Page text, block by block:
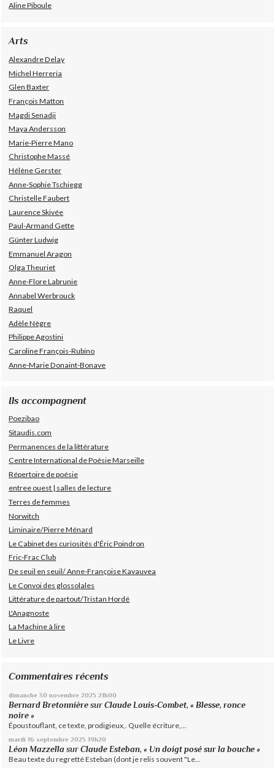
Aline Piboule
Arts
Alexandre Delay
Michel Herreria
Glen Baxter
François Matton
Magdi Senadji
Maya Andersson
Marie-Pierre Mano
Christophe Massé
Hélène Gerster
Anne-Sophie Tschiegg
Christelle Faubert
Laurence Skivée
Paul-Armand Gette
Günter Ludwig
Emmanuel Aragon
Olga Theuriet
Anne-Flore Labrunie
Annabel Werbrouck
Raquel
Adèle Nègre
Philippe Agostini
Caroline François-Rubino
Anne-Marie Donaint-Bonave
Ils accompagnent
Poezibao
Sitaudis.com
Permanences de la littérature
Centre International de Poésie Marseille
Répertoire de poésie
entree ouest | salles de lecture
Terres de femmes
Norwitch
Liminaire/Pierre Ménard
Le Cabinet des curiosités d'Éric Poindron
Fric-Frac Club
De seuil en seuil/ Anne-Françoise Kavauvea
Le Convoi des glossolales
Littérature de partout/Tristan Hordé
L'Anagnoste
La Machine à lire
Le Livre
Commentaires récents
dimanche 30 novembre 2025 21h00
Bernard Bretonnière surClaude Louis-Combet, « Blesse, ronce
noire »
Époustouflant, ce texte, prodigieux,. Quelle écriture,...
mardi 16 septembre 2025 19h20
Léon Mazzella surClaude Esteban, « Un doigt posé sur la bouche »
Beau texte du regretté Esteban (dont je relis souvent "Le...